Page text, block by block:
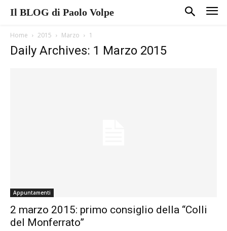
Il BLOG di Paolo Volpe
Home 2015 Marzo 1
Daily Archives: 1 Marzo 2015
Appuntamenti
2 marzo 2015: primo consiglio della “Colli
del Monferrato”